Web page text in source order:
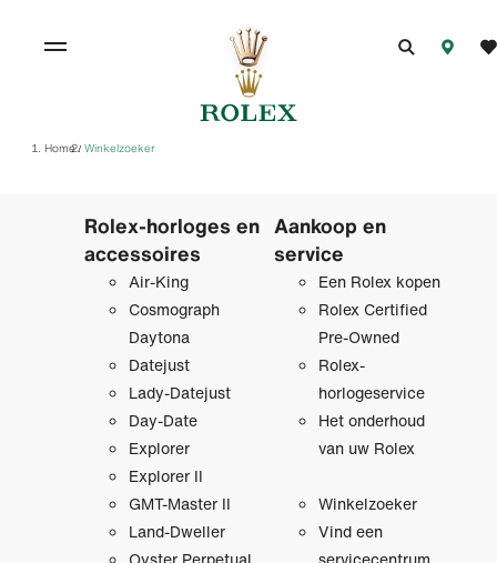
Home/ Winkelzoeker
Rolex-horloges en
accessoires
Air-King
Cosmograph
Daytona
Datejust
Lady-Datejust
Day-Date
Explorer
Explorer II
GMT-Master II
Land-Dweller
Aankoop en
service
Een Rolex kopen
Rolex Certified
Pre‑Owned
Rolex-
horlogeservice
Het onderhoud
van uw Rolex
Winkelzoeker
Vind een